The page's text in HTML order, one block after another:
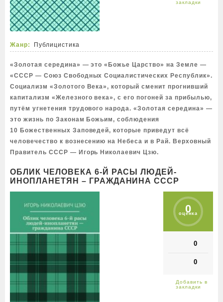
Жанр: Публицистика
«Золотая середина» — это «Божье Царство» на Земле —
«СССР — Союз Свободных Социалистических Республик».
Социализм «Золотого Века», который сменит прогнивший
капитализм «Железного века», с его погоней за прибылью,
путём угнетения трудового народа. «Золотая середина» —
это жизнь по Законам Божьим, соблюдения
10 Божественных Заповедей, которые приведут всё
человечество к вознесению на Небеса и в Рай. Верховный
Правитель СССР — Игорь Николаевич Цзю.
ОБЛИК ЧЕЛОВЕКА 6-Й РАСЫ ЛЮДЕЙ-
ИНОПЛАНЕТЯН – ГРАЖДАНИНА СССР
0
оценка
0
0